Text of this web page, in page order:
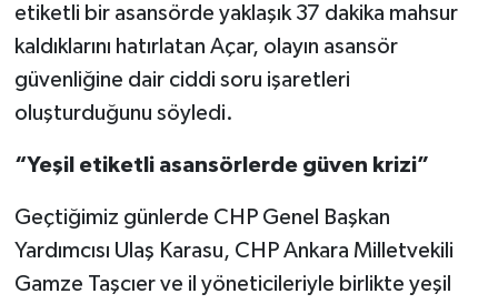
etiketli bir asansörde yaklaşık 37 dakika mahsur
kaldıklarını hatırlatan Açar, olayın asansör
güvenliğine dair ciddi soru işaretleri
oluşturduğunu söyledi.
“Yeşil etiketli asansörlerde güven krizi”
Geçtiğimiz günlerde CHP Genel Başkan
Yardımcısı Ulaş Karasu, CHP Ankara Milletvekili
Gamze Taşcıer ve il yöneticileriyle birlikte yeşil
Video Haber
Yaşam
Yemek